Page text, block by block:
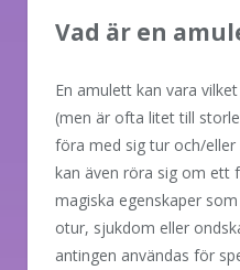
Vad är en
En amulett kan vara
(men är ofta litet till
föra med sig tur och/eller
kan även röra sig om ett
magiska egenskaper
otur, sjukdom eller
antingen användas för